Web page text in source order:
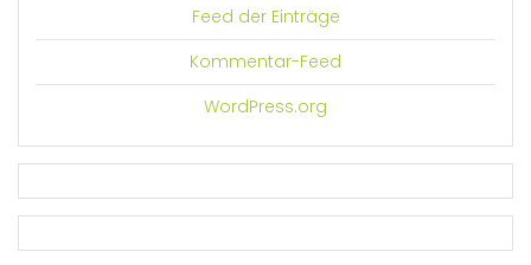
Feed der Einträge
Kommentar-Feed
WordPress.org